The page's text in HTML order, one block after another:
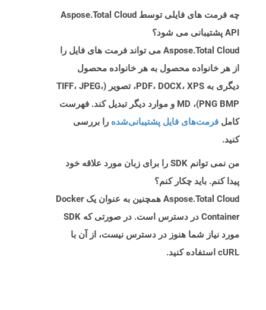
چه فرمت های فایلی توسط Aspose.Total Cloud
API پشتیبانی می شود؟
Aspose.Total Cloud می تواند فرمت های فایل را
از هر خانواده محصول به هر خانواده محصول
دیگری به PDF، DOCX، XPS، تصویر (TIFF، JPEG،
PNG BMP)، MD و موارد دیگر تبدیل کند. فهرست
کامل فرمت‌های فایل پشتیبانی‌شده را بررسی
کنید.
من نمی توانم SDK را برای زبان مورد علاقه خود
پیدا کنم. باید چکار کنم؟
Aspose.Total Cloud همچنین به عنوان یک Docker
Container در دسترس است. در صورتی که SDK
مورد نیاز شما هنوز در دسترس نیست، از آن با
cURL استفاده کنید.